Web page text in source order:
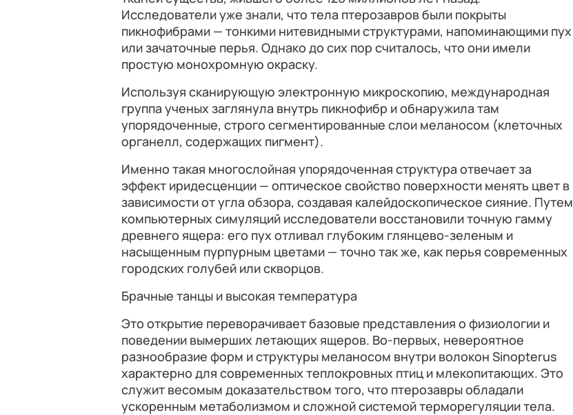
Исследователи уже знали, что тела птерозавров были покрыты
пикнофибрами — тонкими нитевидными структурами, напоминающими пух
или зачаточные перья. Однако до сих пор считалось, что они имели
простую монохромную окраску.
Используя сканирующую электронную микроскопию, международная
группа ученых заглянула внутрь пикнофибр и обнаружила там
упорядоченные, строго сегментированные слои меланосом (клеточных
органелл, содержащих пигмент).
Именно такая многослойная упорядоченная структура отвечает за
эффект иридесценции — оптическое свойство поверхности менять цвет в
зависимости от угла обзора, создавая калейдоскопическое сияние. Путем
компьютерных симуляций исследователи восстановили точную гамму
древнего ящера: его пух отливал глубоким глянцево-зеленым и
насыщенным пурпурным цветами — точно так же, как перья современных
городских голубей или скворцов.
Брачные танцы и высокая температура
Это открытие переворачивает базовые представления о физиологии и
поведении вымерших летающих ящеров. Во-первых, невероятное
разнообразие форм и структуры меланосом внутри волокон Sinopterus
характерно для современных теплокровных птиц и млекопитающих. Это
служит весомым доказательством того, что птерозавры обладали
ускоренным метаболизмом и сложной системой терморегуляции тела.